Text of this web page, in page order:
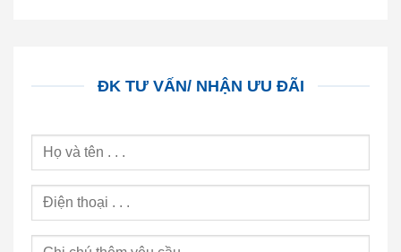
ĐK TƯ VẤN/ NHẬN ƯU ĐÃI